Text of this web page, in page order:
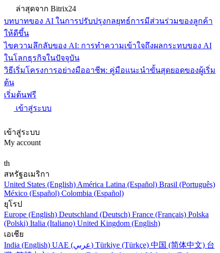
ล่าสุดจาก Bitrix24
บทบาทของ AI ในการปรับปรุงกลยุทธ์การมีส่วนร่วมของลูกค้า
ให้ดีขึ้น
ไขความลึกลับของ AI: การทำความเข้าใจถึงผลกระทบของ AI
ในโลกธุรกิจในปัจจุบัน
วิธีเริ่มโครงการอย่างมืออาชีพ: คู่มือแนะนำขั้นสุดยอดของผู้เริ่ม
ต้น
เริ่มต้นฟรี
เข้าสู่ระบบ
เข้าสู่ระบบ
My account
th
สหรัฐอเมริกา
United States (English) América Latina (Español) Brasil (Português)
México (Español) Colombia (Español)
ยุโรป
Europe (English) Deutschland (Deutsch) France (Français) Polska
(Polski) Italia (Italiano) United Kingdom (English)
เอเชีย
India (English)
UAE (عربي) Türkiye (Türkçe) 中国 (简体中文) 台